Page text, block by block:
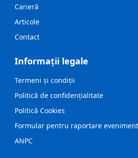
Carieră
Articole
Contact
Informații legale
Termeni și condiții
Politică de confidențialitate
Politică Cookies
Formular pentru raportare
ANPC